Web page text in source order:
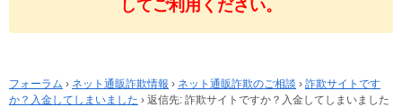
してご利用ください。
フォーラム › ネット通販詐欺情報 › ネット通販詐欺のご相談 › 詐欺サイトです
か？入金してしまいました › 返信先: 詐欺サイトですか？入金してしまいました